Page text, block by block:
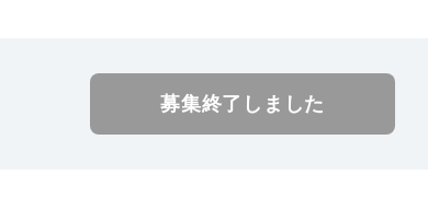
募集終了しました